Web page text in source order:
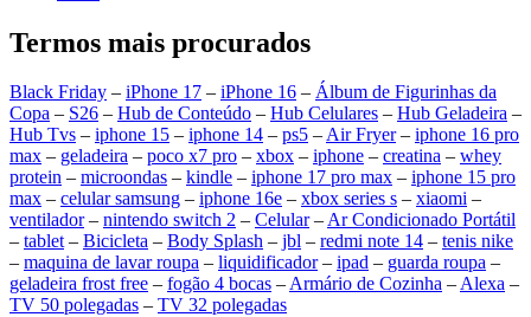
Termos mais procurados
Black Friday – iPhone 17 – iPhone 16 – Álbum de Figurinhas da
Copa – S26 – Hub de Conteúdo – Hub Celulares – Hub Geladeira –
Hub Tvs – iphone 15 – iphone 14 – ps5 –Air Fryer– iphone 16 pro
max – geladeira – poco x7 pro – xbox – iphone – creatina – whey
protein – microondas – kindle – iphone 17 pro max – iphone 15 pro
max – celular samsung – iphone 16e – xbox series s – xiaomi –
ventilador– nintendo switch 2 – Celular–Ar Condicionado Portátil
– tablet– Bicicleta – Body Splash – jbl – redmi note 14 – tenis nike
– maquina de lavar roupa – liquidificador– ipad – guarda roupa –
geladeira frost free – fogão 4 bocas –Armário de Cozinha –Alexa –
TV 50 polegadas – TV 32 polegadas